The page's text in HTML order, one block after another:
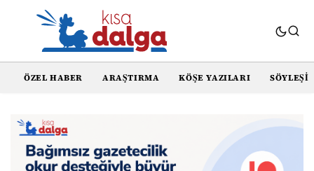
ÖZEL HABER ARAŞTIRMA KÖŞE YAZILARI SÖYLEŞI